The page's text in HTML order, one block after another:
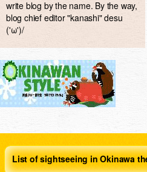
write blog by the name. By the way,
blog chief editor "kanashi" desu
('ω')/
List of sightseeing in Okinawa